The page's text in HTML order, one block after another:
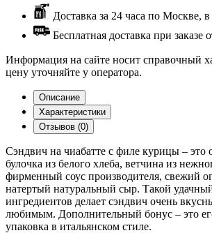
Доставка за 24 часа по Москве,
Бесплатная доставка при заказе
Информация на сайте носит справочный
цену уточняйте у оператора.
Описание
Характеристики
Отзывов (0)
Сэндвич на чиабатте с филе курицы – это
булочка из белого хлеба, ветчина из
фирменный соус производителя, свежий
натертый натуральный сыр. Такой
ингредиентов делает сэндвич очень
любимым. Дополнительный бонус – это
упаковка в итальянском стиле.